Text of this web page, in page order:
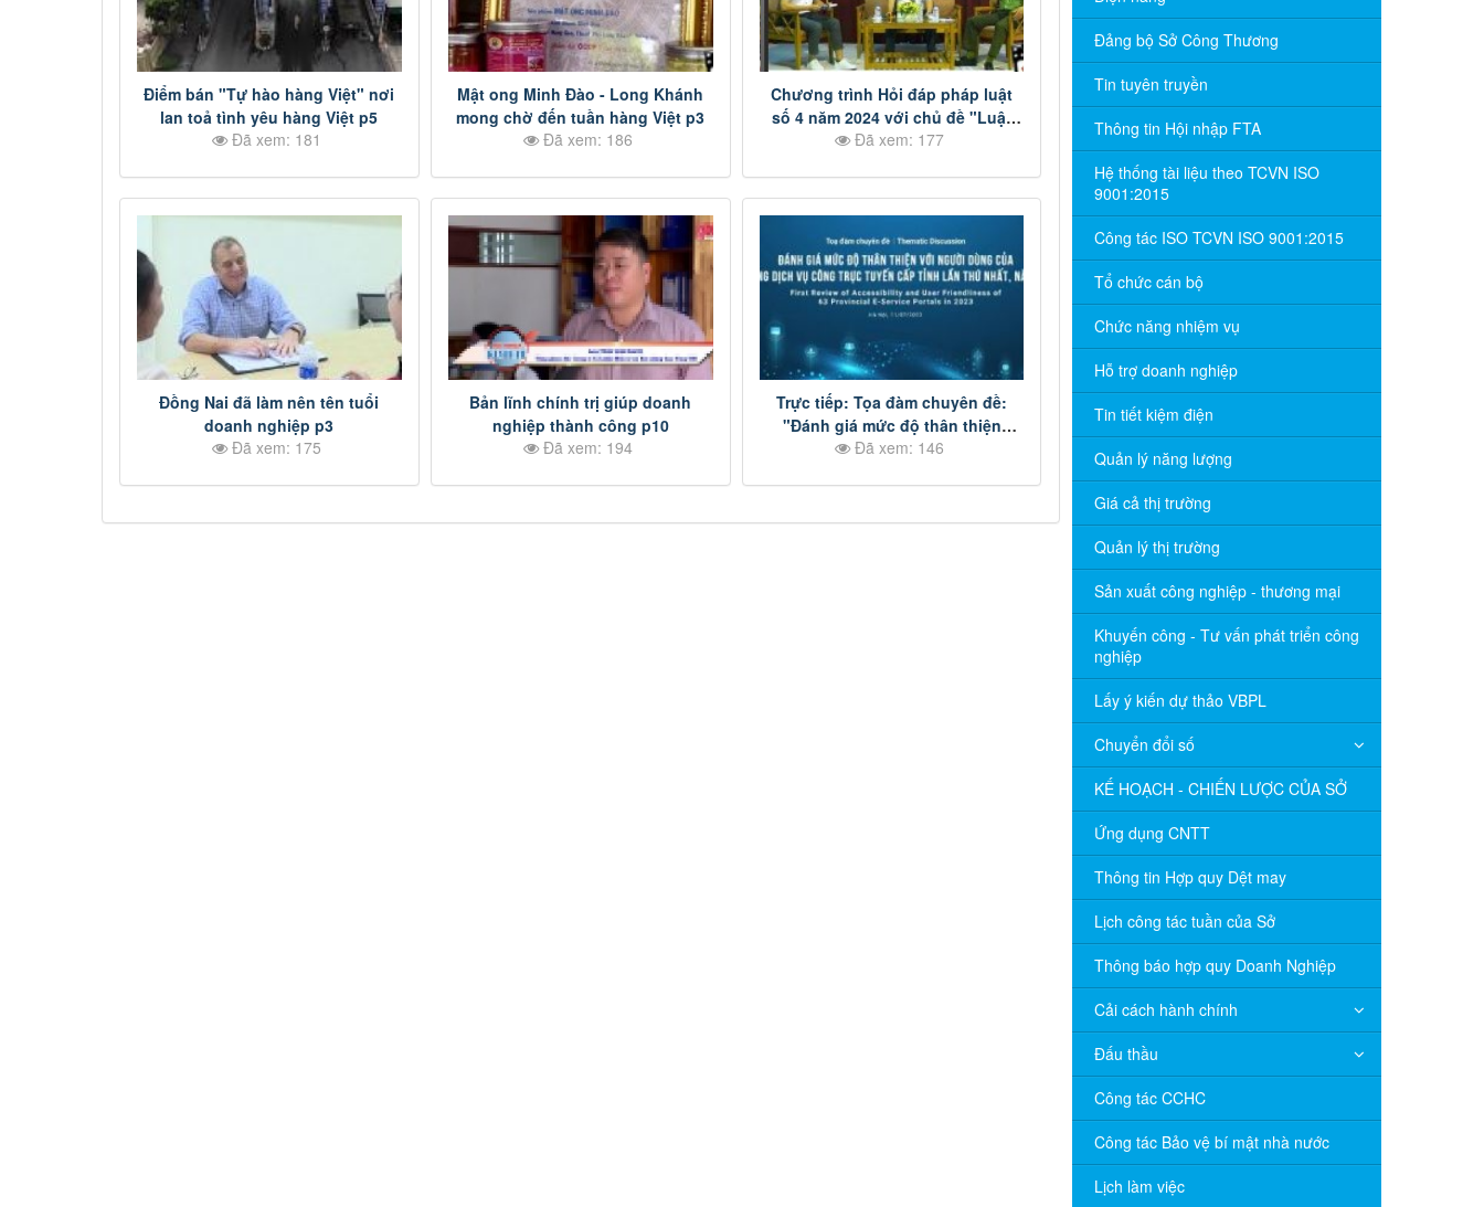
Điểm bán "Tự hào hàng Việt" nơi
lan toả tình yêu hàng Việt p5
Đã xem: 181
Mật ong Minh Đào - Long Khánh
mong chờ đến tuần hàng Việt p3
Đã xem: 186
Chương trình Hỏi đáp pháp luật
số 4 năm 2024 với chủ đề "Luật
An Ninh Mạng" p7
Đã xem: 177
Đồng Nai đã làm nên tên tuổi
doanh nghiệp p3
Đã xem: 175
Bản lĩnh chính trị giúp doanh
nghiệp thành công p10
Đã xem: 194
Trực tiếp: Tọa đàm chuyên đề:
"Đánh giá mức độ thân thiện
vớingười dùng của 63 cổng Dịch
Đã xem: 146
Đảng bộ Sở Công Thương
Tin tuyên truyền
Thông tin Hội nhập FTA
Hệ thống tài liệu theo TCVN ISO
9001:2015
Công tác ISO TCVN ISO 9001:2015
Tổ chức cán bộ
Chức năng nhiệm vụ
Hỗ trợ doanh nghiệp
Tin tiết kiệm điện
Quản lý năng lượng
Giá cả thị trường
Quản lý thị trường
Sản xuất công nghiệp - thương mại
Khuyến công - Tư vấn phát triển công
nghiệp
Lấy ý kiến dự thảo VBPL
Chuyển đổi số
KẾ HOẠCH - CHIẾN LƯỢC CỦA SỞ
Ứng dụng CNTT
Thông tin Hợp quy Dệt may
Lịch công tác tuần của Sở
Thông báo hợp quy Doanh Nghiệp
Cải cách hành chính
Đấu thầu
Công tác CCHC
Công tác Bảo vệ bí mật nhà nước
Lịch làm việc
V/v đề nghị báo cáo hệ thống phân